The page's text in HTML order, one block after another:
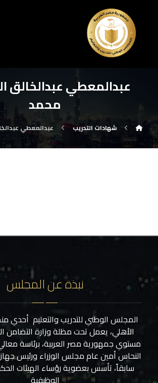
عبدالمعطي عبدالخالق
محمد
شهادات التدريب عبدالمعطي
نبذة عن المجلس
المجلس الوطني للتدريب والتعليم أحدي
الأهلي، يعمل تحت مظلة وزارة التضامن
مستوي جمهورية مصر العربية، برئاسة
النحاس أمين عام مجلس الوزراء ورئيس جهاز
سابقاً، تأسس بعضوية رؤساء الهيئات
الوظيفية